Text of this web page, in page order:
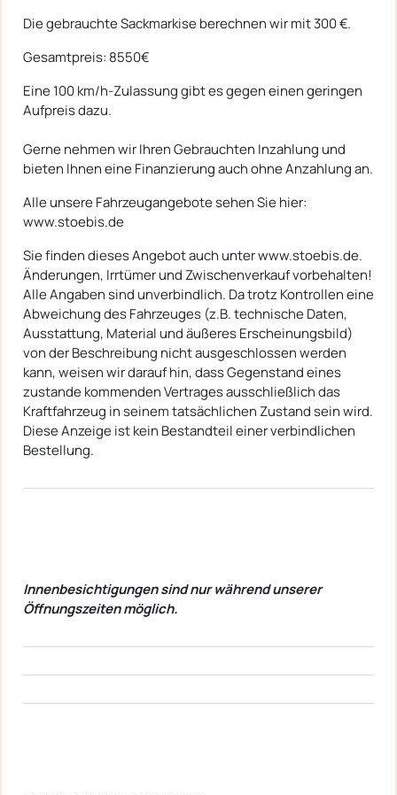
Die gebrauchte Sackmarkise berechnen wir mit 300 €.
Gesamtpreis: 8550€
Eine 100 km/h-Zulassung gibt es gegen einen geringen
Aufpreis dazu.
Gerne nehmen wir Ihren Gebrauchten Inzahlung und
bieten Ihnen eine Finanzierung auch ohne Anzahlung an.
Alle unsere Fahrzeugangebote sehen Sie hier:
www.stoebis.de​​​​​​​​​​​​​​​​​​​​​​​​
Sie finden dieses Angebot auch unter www.stoebis.de.
Änderungen, Irrtümer und Zwischenverkauf vorbehalten!
Alle Angaben sind unverbindlich. Da trotz Kontrollen eine
Abweichung des Fahrzeuges (z.B. technische Daten,
Ausstattung, Material und äußeres Erscheinungsbild)
von der Beschreibung nicht ausgeschlossen werden
kann, weisen wir darauf hin, dass Gegenstand eines
zustande kommenden Vertrages ausschließlich das
Kraftfahrzeug in seinem tatsächlichen Zustand sein wird.
Diese Anzeige ist kein Bestandteil einer verbindlichen
Bestellung.
Innenbesichtigungen sind nur während unserer
Öffnungszeiten möglich.